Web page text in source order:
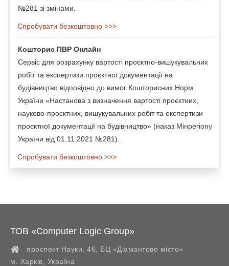
№281 зі змінами.
Спробувати безкоштовно >>>
Кошторис ПВР Онлайн
Сервіс для розрахунку вартості проєктно-вишукувальних
робіт та експертизи проєктної документації на
будівництво відповідно до вимог Кошторисних Норм
України «Настанова з визначення вартості проєктних,
науково-проєктних, вишукувальних робіт та експертизи
проєктної документації на будівництво» (наказ Мінрегіону
України від 01.11.2021 №281).
Спробувати безкоштовно >>>
ТОВ «Computer Logic Group»
проспект Науки, 46, БЦ «Діамантове місто»
м. Харків
Україна